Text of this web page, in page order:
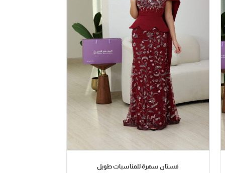
فستان سهرة للمناسبات طويل